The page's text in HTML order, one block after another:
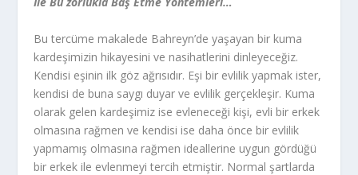
Bu tercüme makalede Bahreyn’de yaşayan bir kuma
kardeşimizin hikayesini ve nasihatlerini dinleyeceğiz.
Kendisi eşinin ilk göz ağrısıdır. Eşi bir evlilik yapmak ister,
kendisi de buna saygı duyar ve evlilik gerçekleşir. Kuma
olarak gelen kardeşimiz ise evleneceği kişi, evli bir erkek
olmasına rağmen ve kendisi ise daha önce bir evlilik
yapmamış olmasına rağmen ideallerine uygun gördüğü
bir erkek ile evlenmeyi tercih etmiştir. Normal şartlarda